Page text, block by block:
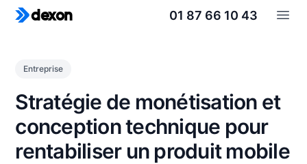
dexon 01 87 66 10 43
Entreprise
Stratégie de monétisation et
conception technique pour
rentabiliser un produit mobile